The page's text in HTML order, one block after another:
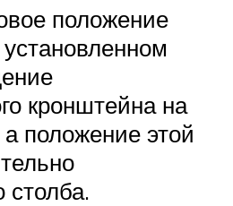
положение
кронштейна на
положение этой
столба.